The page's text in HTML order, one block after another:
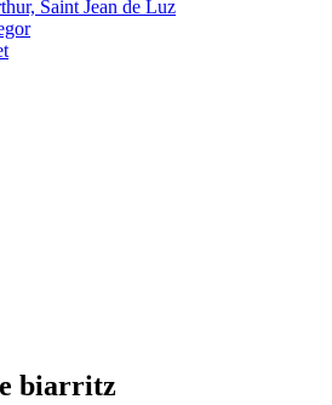
Saint Jean de Luz
biarritz